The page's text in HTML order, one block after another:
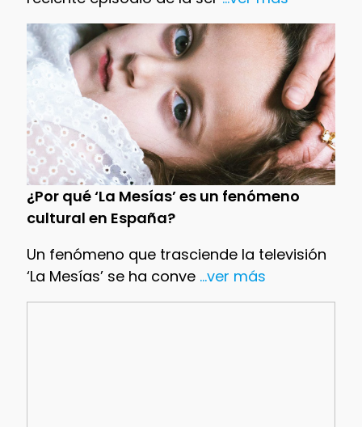
¿Por qué ‘La Mesías’ es un fenómeno
cultural en España?
Un fenómeno que trasciende la televisión
‘La Mesías’ se ha conve...ver más